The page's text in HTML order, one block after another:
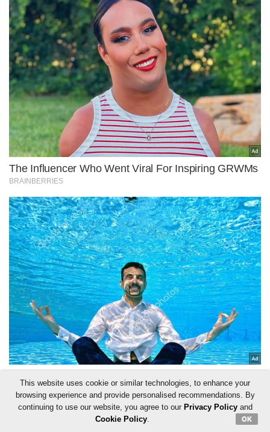
This website uses cookie or similar technologies, to enhance your
browsing experience and provide personalised recommendations. By
continuing to use our website, you agree to our Privacy Policyand
Cookie Policy. OK